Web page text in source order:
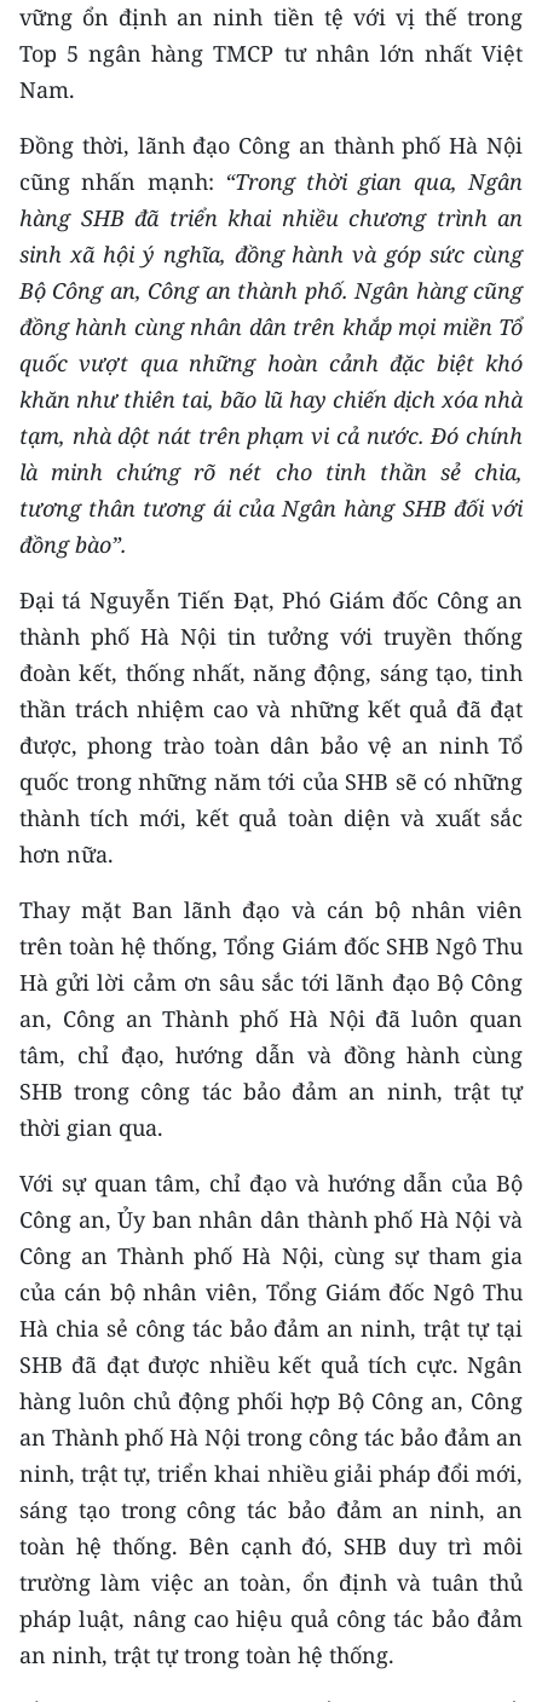
Infographic
TIN MỚI
TIN ĐỊA PHƯƠNG
Trung du và miền núi phía Bắc
Đồng bằng sông Hồng
Bắc Trung Bộ
Duyên hải Nam Trung Bộ và Tây
Nguyên
Đông Nam Bộ
Đồng bằng sông Cửu Long
Chuyên trang Hà Nội
Chuyên trang TP. Hồ Chí Minh
CHUYÊN ĐỀ
CÁC CHUYÊN TRANG
VỀ BÁO NHÂN DÂN
THỜI NAY
NHÂN DÂN CUỐI TUẦN
NHÂN DÂN HẰNG THÁNG
MUA BÁO
ĐỌC BÁO IN
ENGLISH
中文
FRANÇAIS
РУССКИЙ
ESPAÑOL
한국어
vững ổn định an ninh tiền tệ với vị thế trong
Top 5 ngân hàng TMCP tư nhân lớn nhất Việt
Nam.
Đồng thời, lãnh đạo Công an thành phố Hà Nội
cũng nhấn mạnh: “Trong thời gian qua, Ngân
hàng SHB đã triển khai nhiều chương trình an
sinh xã hội ý nghĩa, đồng hành và góp sức cùng
Bộ Công an, Công an thành phố. Ngân hàng cũng
đồng hành cùng nhân dân trên khắp mọi miền Tổ
quốc vượt qua những hoàn cảnh đặc biệt khó
khăn như thiên tai, bão lũ hay chiến dịch xóa nhà
tạm, nhà dột nát trên phạm vi cả nước. Đó chính
là minh chứng rõ nét cho tinh thần sẻ chia,
tương thân tương ái của Ngân hàng SHB đối với
đồng bào”.
Đại tá Nguyễn Tiến Đạt, Phó Giám đốc Công an
thành phố Hà Nội tin tưởng với truyền thống
đoàn kết, thống nhất, năng động, sáng tạo, tinh
thần trách nhiệm cao và những kết quả đã đạt
được, phong trào toàn dân bảo vệ an ninh Tổ
quốc trong những năm tới của SHB sẽ có những
thành tích mới, kết quả toàn diện và xuất sắc
hơn nữa.
Thay mặt Ban lãnh đạo và cán bộ nhân viên
trên toàn hệ thống, Tổng Giám đốc SHB Ngô Thu
Hà gửi lời cảm ơn sâu sắc tới lãnh đạo Bộ Công
an, Công an Thành phố Hà Nội đã luôn quan
tâm, chỉ đạo, hướng dẫn và đồng hành cùng
SHB trong công tác bảo đảm an ninh, trật tự
thời gian qua.
Với sự quan tâm, chỉ đạo và hướng dẫn của Bộ
Công an, Ủy ban nhân dân thành phố Hà Nội và
Công an Thành phố Hà Nội, cùng sự tham gia
của cán bộ nhân viên, Tổng Giám đốc Ngô Thu
Hà chia sẻ công tác bảo đảm an ninh, trật tự tại
SHB đã đạt được nhiều kết quả tích cực. Ngân
hàng luôn chủ động phối hợp Bộ Công an, Công
an Thành phố Hà Nội trong công tác bảo đảm an
ninh, trật tự, triển khai nhiều giải pháp đổi mới,
sáng tạo trong công tác bảo đảm an ninh, an
toàn hệ thống. Bên cạnh đó, SHB duy trì môi
trường làm việc an toàn, ổn định và tuân thủ
pháp luật, nâng cao hiệu quả công tác bảo đảm
an ninh, trật tự trong toàn hệ thống.